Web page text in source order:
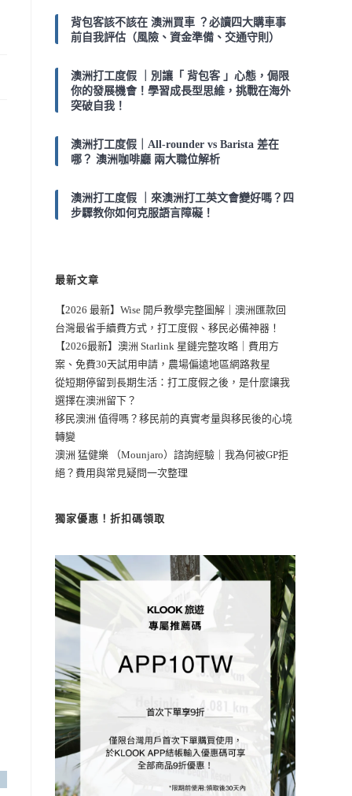
背包客該不該在 澳洲買車 ？必讀四大購車事
前自我評估（風險、資金準備、交通守則）
澳洲打工度假 ｜別讓「 背包客 」心態，侷限
你的發展機會！學習成長型思維，挑戰在海外
突破自我！
澳洲打工度假｜All-rounder vs Barista 差在
哪？ 澳洲咖啡廳 兩大職位解析
澳洲打工度假 ｜來澳洲打工英文會變好嗎？四
步驟教你如何克服語言障礙！
最新文章
【2026 最新】Wise 開戶教學完整圖解｜澳洲匯款回
台灣最省手續費方式，打工度假、移民必備神器！
【2026最新】澳洲 Starlink 星鏈完整攻略｜費用方
案、免費30天試用申請，農場偏遠地區網路救星
從短期停留到長期生活：打工度假之後，是什麼讓我
選擇在澳洲留下？
移民澳洲 值得嗎？移民前的真實考量與移民後的心境
轉變
澳洲 猛健樂 （Mounjaro）諮詢經驗｜我為何被GP拒
絕？費用與常見疑問一次整理
獨家優惠！折扣碼領取